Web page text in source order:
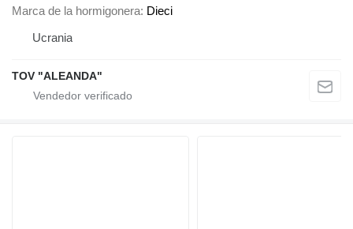
Marca de la hormigonera Dieci
Ucrania
TOV "ALEANDA"